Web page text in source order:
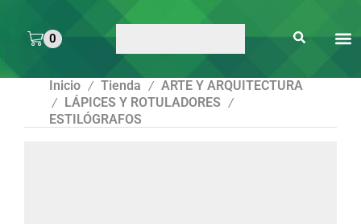
0
Inicio / Tienda / ARTE Y ARQUITECTURA
/ LÁPICES Y ROTULADORES /
ESTILÓGRAFOS